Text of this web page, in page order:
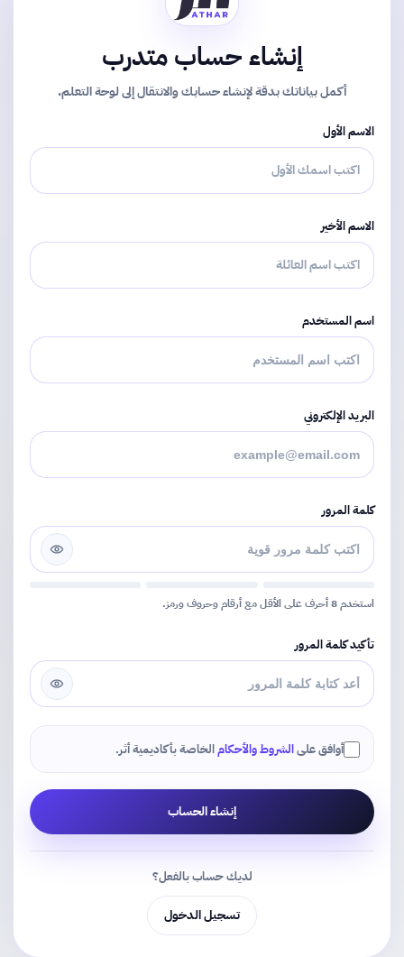
إنشاء حساب متدرب
أكمل بياناتك بدقة لإنشاء حسابك والانتقال إلى لوحة التعلم.
الاسم الأول
الاسم الأخير
اسم المستخدم
البريد الإلكتروني
كلمة المرور
استخدم 8 أحرف على الأقل مع أرقام وحروف ورمز.
تأكيد كلمة المرور
أوافق علىالشروط والأحكامالخاصة بأكاديمية أثر.
إنشاء الحساب
لديك حساب بالفعل؟
تسجيل الدخول